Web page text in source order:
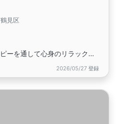
見区
アロマハンドセラピーを通して心身のリラックスストレス交流の場です
2026/05/27 登録